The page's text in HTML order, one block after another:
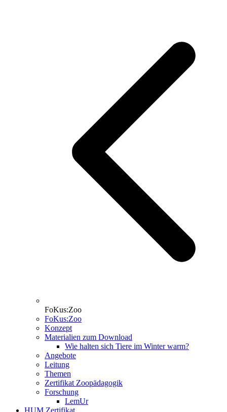
FoKus:Zoo
FoKus:Zoo
Konzept
Materialien zum Download
Wie halten sich Tiere im Winter warm?
Angebote
Leitung
Themen
Zertifikat Zoopädagogik
Forschung
LemUr
HUM Zertifikat